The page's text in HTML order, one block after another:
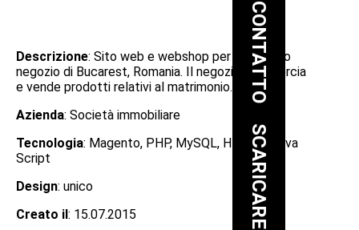
Descrizione: Sito web e webshop per l'omonimo
negozio di Bucarest, Romania. Il negozio commercia
e vende prodotti relativi al matrimonio.
Azienda: Società immobiliare
Tecnologia: Magento, PHP, MySQL, HTML4, Java
Script
Design: unico
Creato il: 15.07.2015
CONTATTO
SCARICARE